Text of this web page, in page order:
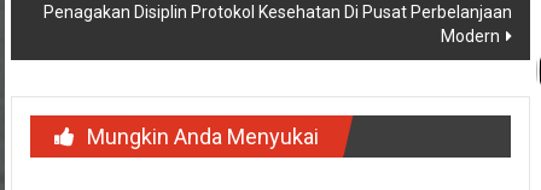
Penagakan Disiplin Protokol Kesehatan Di Pusat Perbelanjaan
Modern
Mungkin Anda Menyukai